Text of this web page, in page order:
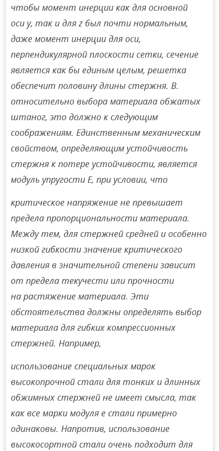
чтобы момент инерции как для основной
оси y, так и для z был почти нормальным,
даже момент инерции для оси,
перпендикулярной плоскости сетки, сечение
является как бы единым целым, решетка
обеспечит половину длины стержня. B.
относительно выбора материала обжатых
штаног, это должно к следующим
соображениям. Единственным механическим
свойством, определяющим устойчивость
стержня к потере устойчивости, является
модуль упругости Е, при условии, что
критическое напряжение не превышает
предела пропорциональности материала.
Между тем, для стержней средней и особенно
низкой гибкости значение критического
давления в значительной степени зависит
от предела текучести или прочности
на растяжение материала. Эти
обстоятельства должны определять выбор
материала для гибких компрессионных
стержней. Например,
использование специальных марок
высокопрочной стали для тонких и длинных
обжимных стержней не имеет смысла, так
как все марки модуля е стали примерно
одинаковы. Напротив, использование
высокосортной стали очень подходит для